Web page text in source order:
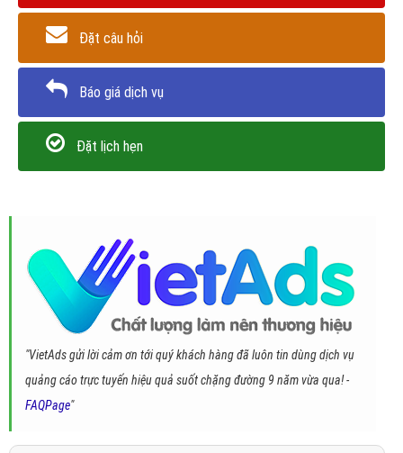
Đặt câu hỏi
Báo giá dịch vụ
Đặt lịch hẹn
"VietAds gửi lời cảm ơn tới quý khách hàng đã luôn tin dùng dịch vụ
quảng cáo trực tuyến hiệu quả suốt chặng đường 9 năm vừa qua! -
FAQPage"